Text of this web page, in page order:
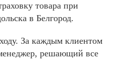
товара при
в Белгород.
За каждым клиентом
решающий все